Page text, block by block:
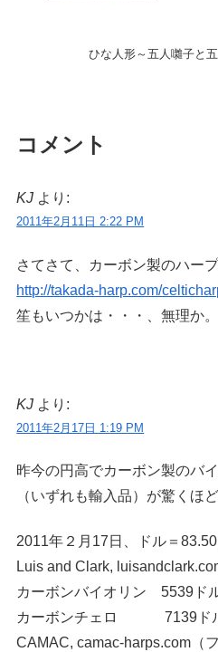
ひな人形～五人囃子と
コメント
KJ より:
2011年2月11日 2:22 PM
さてさて、カーボン製のハー
http://takada-harp.com/
笙もいつかは・・・、無理か。
KJ より:
2011年2月17日 1:19 PM
昨今の円高でカーボン製のバ
（いずれも輸入品）が驚くほ
2011年２月17日、ドル＝
Luis and Clark,
カーボンバイオリン 5539ド
カーボンチェロ 7139ド
CAMAC, camac-harps.com（フ